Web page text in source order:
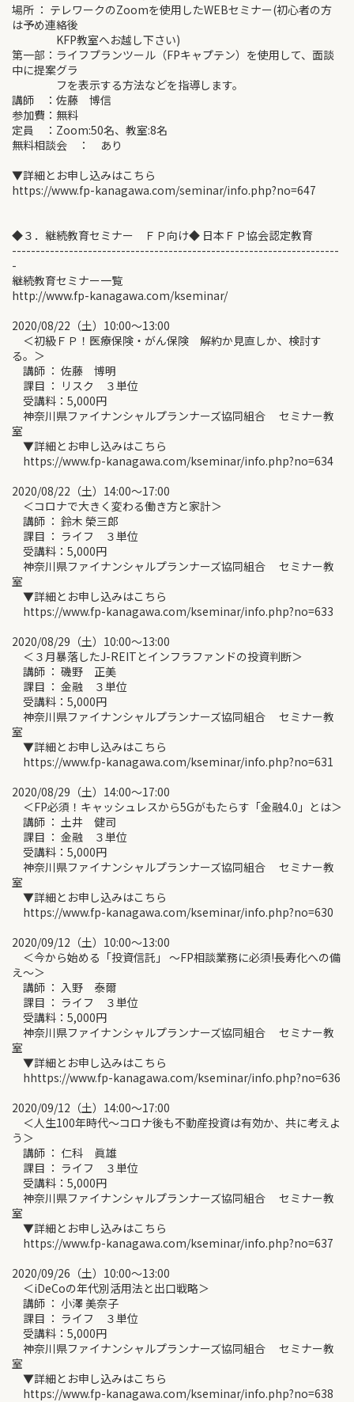
場所 ： テレワークのZoomを使用したWEBセミナー(初心者の方
は予め連絡後
KFP教室へお越し下さい)
第一部：ライフプランツール（FPキャプテン）を使用して、面談
中に提案グラ
フを表示する方法などを指導します。
講師 ：佐藤 博信
参加費：無料
定員 ：Zoom:50名、教室:8名
無料相談会 ： あり
▼詳細とお申し込みはこちら
https://www.fp-kanagawa.com/seminar/info.php?no=647
◆３．継続教育セミナー ＦＰ向け◆ 日本ＦＰ協会認定教育
---------------------------------------------------------------------
-
継続教育セミナー一覧
http://www.fp-kanagawa.com/kseminar/
2020/08/22（土）10:00～13:00
＜初級ＦＰ！医療保険・がん保険 解約か見直しか、検討す
る。＞
講師 ： 佐藤 博明
課目 ： リスク ３単位
受講料：5,000円
神奈川県ファイナンシャルプランナーズ協同組合 セミナー教
室
▼詳細とお申し込みはこちら
https://www.fp-kanagawa.com/kseminar/info.php?no=634
2020/08/22（土）14:00～17:00
＜コロナで大きく変わる働き方と家計＞
講師 ： 鈴木 榮三郎
課目 ： ライフ ３単位
受講料：5,000円
神奈川県ファイナンシャルプランナーズ協同組合 セミナー教
室
▼詳細とお申し込みはこちら
https://www.fp-kanagawa.com/kseminar/info.php?no=633
2020/08/29（土）10:00～13:00
＜３月暴落したJ-REITとインフラファンドの投資判断＞
講師 ： 磯野 正美
課目 ： 金融 ３単位
受講料：5,000円
神奈川県ファイナンシャルプランナーズ協同組合 セミナー教
室
▼詳細とお申し込みはこちら
https://www.fp-kanagawa.com/kseminar/info.php?no=631
2020/08/29（土）14:00～17:00
＜FP必須！キャッシュレスから5Gがもたらす「金融4.0」とは＞
講師 ： 土井 健司
課目 ： 金融 ３単位
受講料：5,000円
神奈川県ファイナンシャルプランナーズ協同組合 セミナー教
室
▼詳細とお申し込みはこちら
https://www.fp-kanagawa.com/kseminar/info.php?no=630
2020/09/12（土）10:00～13:00
＜今から始める「投資信託」 ～FP相談業務に必須!長寿化への備
え～＞
講師 ： 入野 泰爾
課目 ： ライフ ３単位
受講料：5,000円
神奈川県ファイナンシャルプランナーズ協同組合 セミナー教
室
▼詳細とお申し込みはこちら
hhttps://www.fp-kanagawa.com/kseminar/info.php?no=636
2020/09/12（土）14:00～17:00
＜人生100年時代～コロナ後も不動産投資は有効か、共に考えよ
う＞
講師 ： 仁科 眞雄
課目 ： ライフ ３単位
受講料：5,000円
神奈川県ファイナンシャルプランナーズ協同組合 セミナー教
室
▼詳細とお申し込みはこちら
https://www.fp-kanagawa.com/kseminar/info.php?no=637
2020/09/26（土）10:00～13:00
＜iDeCoの年代別活用法と出口戦略＞
講師 ： 小澤 美奈子
課目 ： ライフ ３単位
受講料：5,000円
神奈川県ファイナンシャルプランナーズ協同組合 セミナー教
室
▼詳細とお申し込みはこちら
https://www.fp-kanagawa.com/kseminar/info.php?no=638